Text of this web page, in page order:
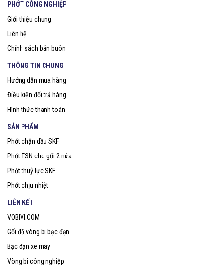
PHỚT CÔNG NGHIỆP
Giới thiệu chung
Liên hệ
Chính sách bán buôn
THÔNG TIN CHUNG
Hướng dẫn mua hàng
Điều kiện đổi trả hàng
Hình thức thanh toán
SẢN PHẨM
Phớt chặn dầu SKF
Phớt TSN cho gối 2 nửa
Phớt thuỷ lực SKF
Phớt chịu nhiệt
LIÊN KẾT
VOBIVI.COM
Gối đỡ vòng bi bạc đạn
Bạc đạn xe máy
Vòng bi công nghiệp